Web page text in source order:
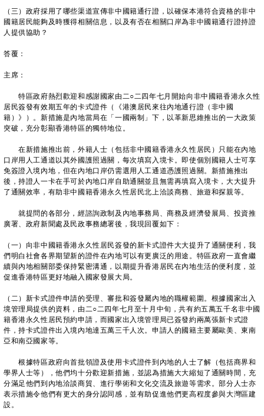
（三）政府採用了哪些渠道宣傳非中國籍通行證，以確保本港符合資格的非中
國籍居民能夠及時獲得相關信息，以及有否在相關口岸為非中國籍通行證持證
人提供協助？
答覆：
主席：
特區政府熱烈歡迎和感謝國家由二○二四年七月開始向非中國籍香港永久性
居民簽發有效期五年的卡式證件（《港澳居民來往內地通行證（非中國
籍）》）。新措施是內地當局在「一國兩制」下，以革新思維推出的一大政策
突破，充分彰顯香港特區的獨特地位。
在新措施推出前，外籍人士（包括非中國籍香港永久性居民）只能在內地
口岸用人工通道以其外國護照過關，每次填寫入境卡。即使個別國籍人士可享
免簽證入境內地，但在內地口岸仍需選用人工通道憑護照過關。新措施推出
後，持證人一卡在手可於內地口岸自助通關並且無需再填寫入境卡，大大提升
了通關效率，有助非中國籍香港永久性居民北上洽談商務、旅遊和探親等。
就提問的各部分，經諮詢政制及內地事務局、商務及經濟發展局、投資推
廣署、政府新聞處及民政事務總署後，我現回覆如下：
（一）向非中國籍香港永久性居民簽發的新卡式證件大大提升了通關便利，我
們明白社會各界期望新的證件在內地可以有更廣泛的用途。特區政府一直會繼
續與內地相關部委保持緊密溝通，以期提升香港居民在內地生活的便利度，並
促進香港特區更好地融入國家發展大局。
（二）新卡式證件申請的受理、審批和簽發屬內地的職權範圍。根據國家出入
境管理局提供的資料，由二○二四年七月至十月中旬，共有約五萬五千名非中國
籍香港永久性居民預約申請，而國家出入境管理局已簽發約兩萬張新卡式證
件，持卡式證件出入境內地達五萬三千人次。申請人的國籍主要屬歐美、東南
亞和南亞國家等。
根據特區政府向首批領證及使用卡式證件到內地的人士了解（包括商界和
學界人士等），他們均十分歡迎新措施，並認為措施大大縮短了通關時間，充
分滿足他們到內地洽談商貿、進行學術和文化交流及旅遊等需求。部分人士亦
表示措施令他們有更大的身分認同感，並有助促進他們更高程度參與大灣區建
設。